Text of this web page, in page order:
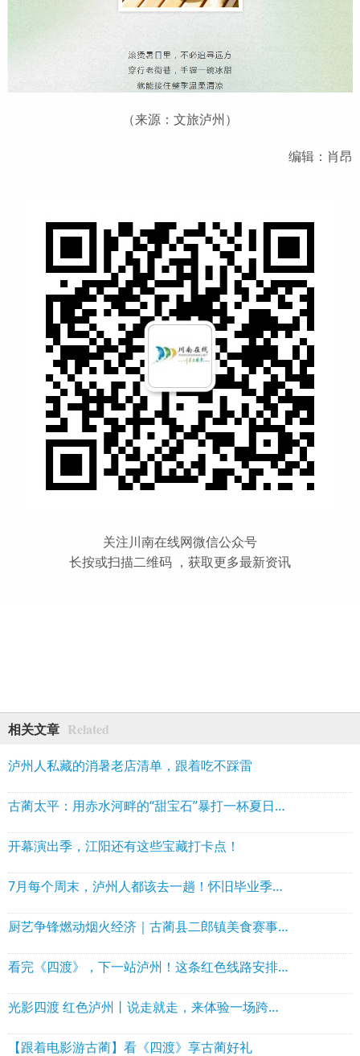
（来源：文旅泸州）
编辑：肖昂
关注川南在线网微信公众号
长按或扫描二维码 ，获取更多最新资讯
相关文章 Related
泸州人私藏的消暑老店清单，跟着吃不踩雷
古蔺太平：用赤水河畔的“甜宝石”暴打一杯夏日清凉
开幕演出季，江阳还有这些宝藏打卡点！
7月每个周末，泸州人都该去一趟！怀旧毕业季+夏夜光影，全月狂欢不重样
厨艺争锋燃动烟火经济｜古蔺县二郎镇美食赛事赋能文旅产业提质升级
看完《四渡》，下一站泸州！这条红色线路安排上
光影四渡 红色泸州丨说走就走，来体验一场跨越时空的红色之旅
【跟着电影游古蔺】看《四渡》享古蔺好礼